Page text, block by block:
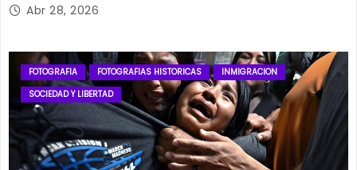
Abr 28, 2026
FOTOGRAFIA FOTOGRAFIAS HISTORICAS
INMIGRACION
SOCIEDAD Y LIBERTAD